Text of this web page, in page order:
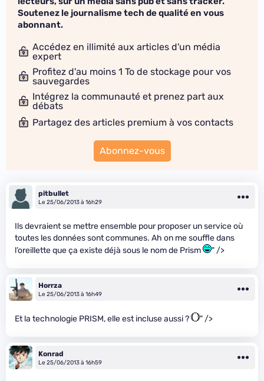
Soutenez le journalisme tech de qualité en vous
abonnant.
Accédez en illimité aux articles d'un média
expert
Profitez d'au moins 1 To de stockage pour vos
sauvegardes
Intégrez la communauté et prenez part aux
débats
Partagez des articles premium à vos contacts
Abonnez-vous
pitbullet
Le 25/06/2013 à 16h29
Ils devraient se mettre ensemble pour proposer un service où
toutes les données sont communes. Ah on me souffle dans
l’oreillette que ça existe déjà sous le nom de Prism
" />
Horrza
Le 25/06/2013 à 16h49
Et la technologie PRISM, elle est incluse aussi ? " />
Konrad
Le 25/06/2013 à 16h59